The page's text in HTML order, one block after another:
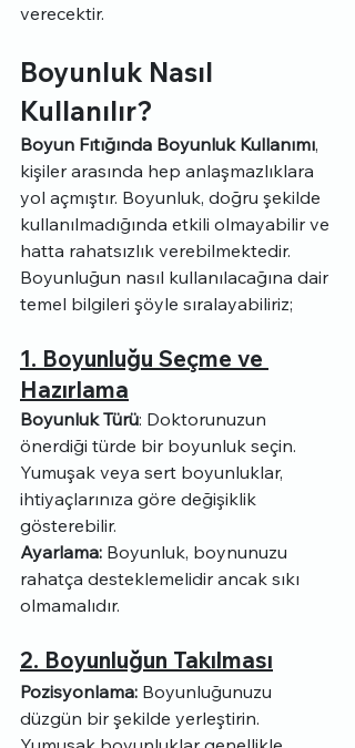
verecektir.
Boyunluk Nasıl
Kullanılır?
Boyun Fıtığında Boyunluk Kullanımı,
kişiler arasında hep anlaşmazlıklara
yol açmıştır. Boyunluk, doğru şekilde
kullanılmadığında etkili olmayabilir ve
hatta rahatsızlık verebilmektedir.
Boyunluğun nasıl kullanılacağına dair
temel bilgileri şöyle sıralayabiliriz;
1. Boyunluğu Seçme ve
Hazırlama
Boyunluk Türü: Doktorunuzun
önerdiği türde bir boyunluk seçin.
Yumuşak veya sert boyunluklar,
ihtiyaçlarınıza göre değişiklik
gösterebilir.
Ayarlama: Boyunluk, boynunuzu
rahatça desteklemelidir ancak sıkı
olmamalıdır.
2. Boyunluğun Takılması
Pozisyonlama: Boyunluğunuzu
düzgün bir şekilde yerleştirin.